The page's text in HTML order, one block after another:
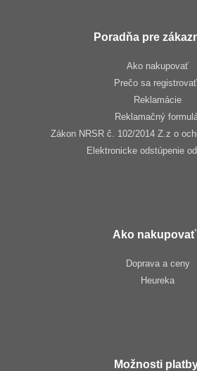
Poradňa pre
Ako nakupovať
Prečo sa
Reklamácie
Reklamačný
Zákon NRSR č. 102/2014 Z.z o
Elektronicke odstúpenie
Ako
Doprava a ceny
Heureka
Možnosti